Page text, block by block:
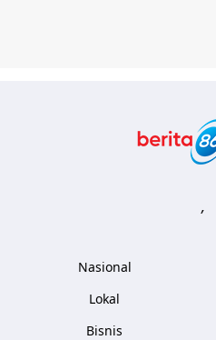
,
Nasional
Lokal
Bisnis